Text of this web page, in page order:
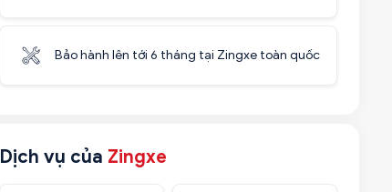
Bảo hành lên tới 6 tháng tại Zingxe toàn quốc
Dịch vụ của Zingxe